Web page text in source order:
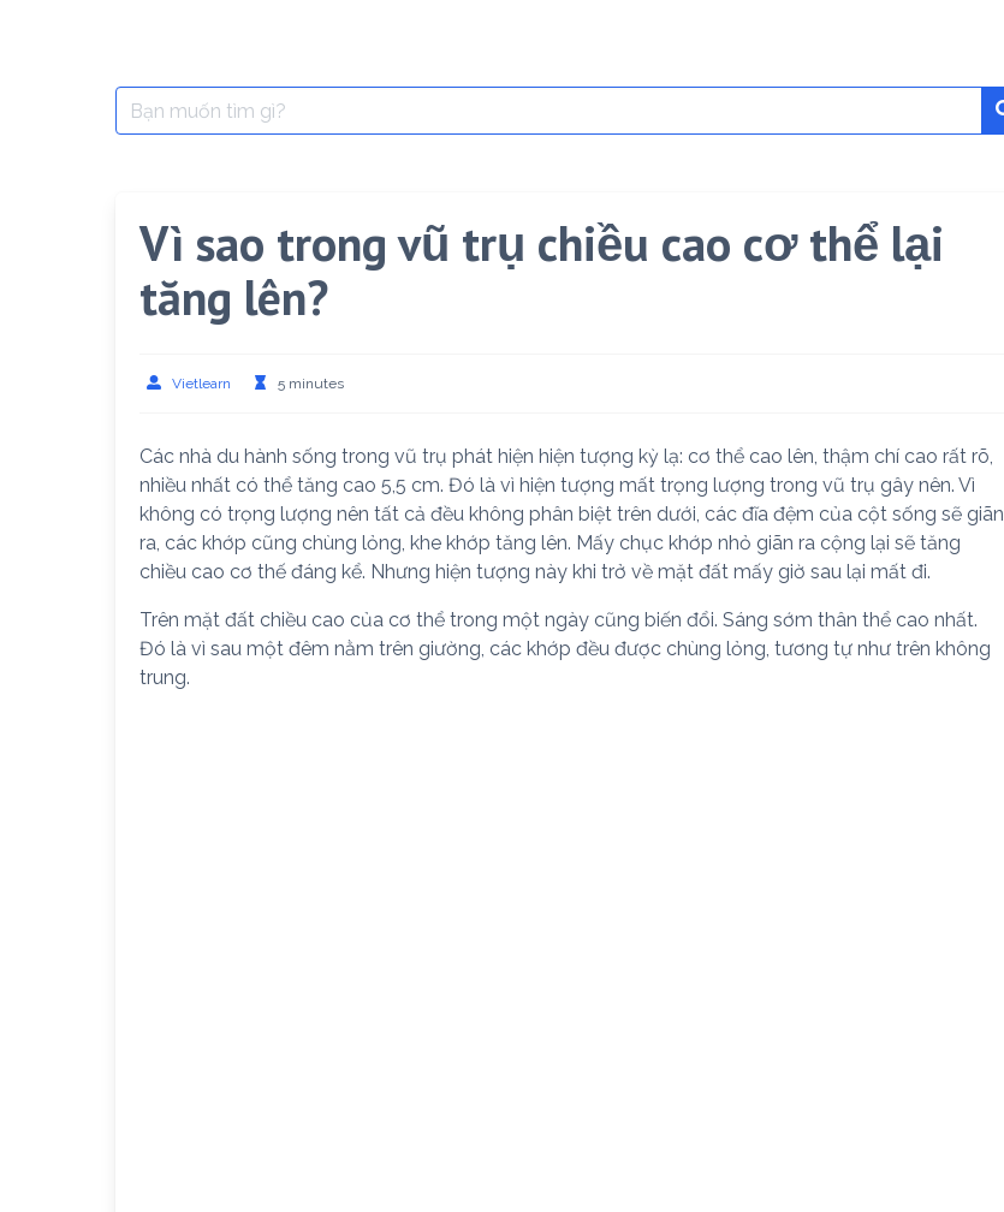
Search
for:
Vì sao trong vũ trụ chiều cao cơ thể lại
tăng lên?
Vietlearn 5 minutes
Các nhà du hành sống trong vũ trụ phát hiện hiện tượng kỳ lạ: cơ thể cao lên, thậm chí cao rất rõ,
nhiều nhất có thể tăng cao 5,5 cm. Đó là vì hiện tượng mất trọng lượng trong vũ trụ gây nên. Vì
không có trọng lượng nên tất cả đều không phân biệt trên dưới, các đĩa đệm của cột sống sẽ giãn
ra, các khớp cũng chùng lỏng, khe khớp tăng lên. Mấy chục khớp nhỏ giãn ra cộng lại sẽ tăng
chiều cao cơ thế đáng kể. Nhưng hiện tượng này khi trở về mặt đất mấy giờ sau lại mất đi.
Trên mặt đất chiều cao của cơ thể trong một ngày cũng biến đổi. Sáng sớm thân thể cao nhất.
Đó là vì sau một đêm nằm trên giường, các khớp đều được chùng lỏng, tương tự như trên không
trung.